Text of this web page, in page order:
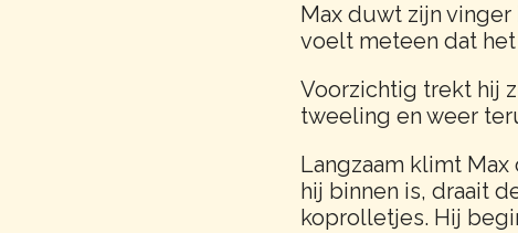
Max duwt zijn
voelt meteen dat
Voorzichtig trekt hij
tweeling en weer
Langzaam klimt
hij binnen is, draait
koprolletjes. Hij